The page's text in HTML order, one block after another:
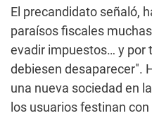
El precandidato señaló,
paraísos fiscales
evadir impuestos… y por
debiesen desaparecer".
una nueva sociedad en
los usuarios festinan